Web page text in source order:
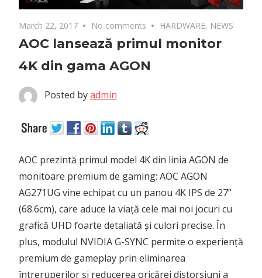
March 22, 2017 No comments HARDWARE, NEWS
AOC lansează primul monitor
4K din gama AGON
Posted byadmin
AOC prezintă primul model 4K din linia AGON de
monitoare premium de gaming: AOC AGON
AG271UG vine echipat cu un panou 4K IPS de 27”
(68.6cm), care aduce la viață cele mai noi jocuri cu
grafică UHD foarte detaliată și culori precise. În
plus, modulul NVIDIA G-SYNC permite o experiență
premium de gameplay prin eliminarea
întreruperilor și reducerea oricărei distorsiuni a